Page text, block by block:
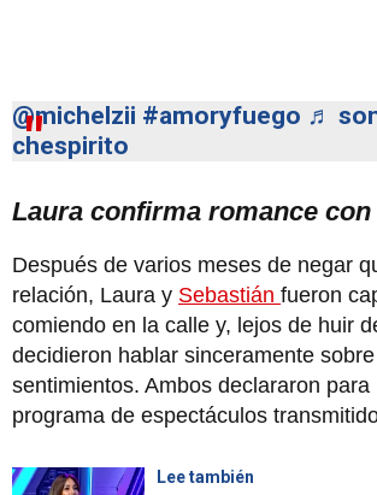
@michelzii #amoryfuego ♬
chespirito
Laura confirma romance con
Después de varios meses de negar
relación, Laura y Sebastián fueron
comiendo en la calle y, lejos de huir
decidieron hablar sinceramente
sentimientos. Ambos declararon para
programa de espectáculos
Lee también